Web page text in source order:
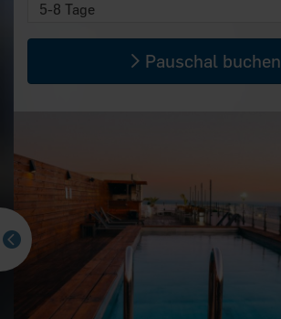
5-8 Tage
Pauschal buchen